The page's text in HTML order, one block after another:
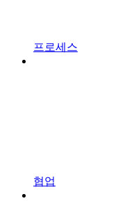
프로세스
협업